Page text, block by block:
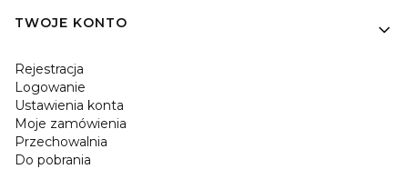
TWOJE KONTO
Rejestracja
Logowanie
Ustawienia konta
Moje zamówienia
Przechowalnia
Do pobrania